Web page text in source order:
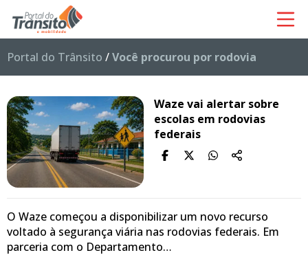
Portal do Trânsito /Você procurou por rodovia
Waze vai alertar sobre
escolas em rodovias
federais
O Waze começou a disponibilizar um novo recurso
voltado à segurança viária nas rodovias federais. Em
parceria com o Departamento…